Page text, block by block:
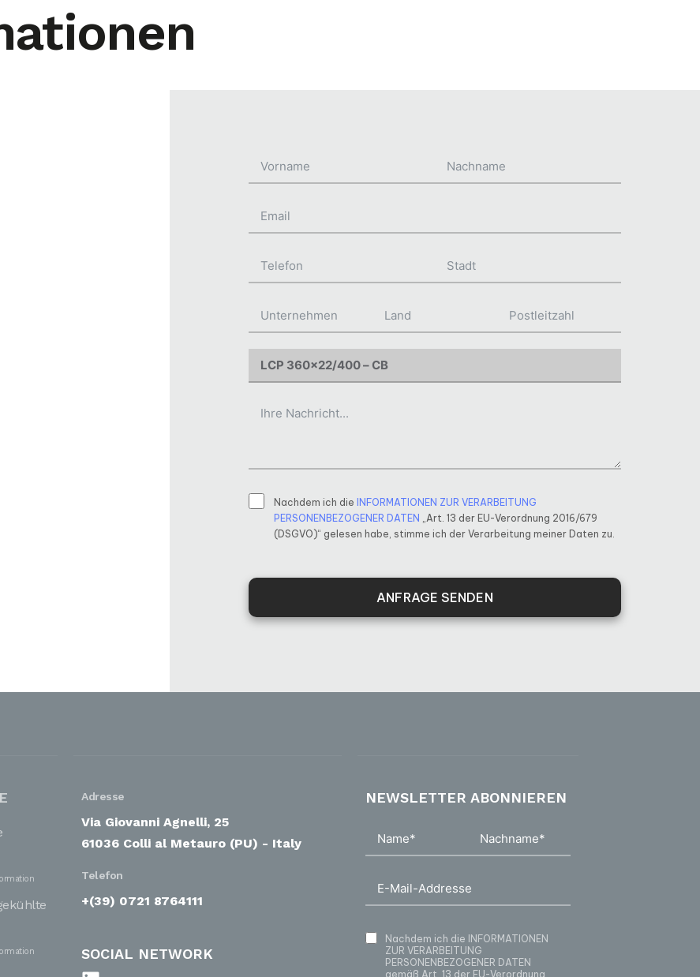
Nachdem ich die INFORMATIONEN ZUR VERARBEITUNG
PERSONENBEZOGENER DATEN „Art. 13 der EU-Verordnung 2016/679
(DSGVO)“ gelesen habe, stimme ich der Verarbeitung meiner Daten zu.
ANFRAGE SENDEN
Adresse
Via Giovanni Agnelli, 25
61036 Colli al Metauro (PU) - Italy
Telefon
+(39) 0721 8764111
SOCIAL NETWORK
NEWSLETTER ABONNIEREN
Nachdem ich die INFORMATIONEN
ZUR VERARBEITUNG
PERSONENBEZOGENER DATEN
gemäß Art. 13 der EU-Verordnung